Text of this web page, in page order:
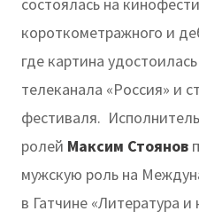
короткометражного и
где картина
телеканала «Россия» и
фестиваля.
ролей Максим Стоянов
мужскую роль на
в Гатчине «Литература